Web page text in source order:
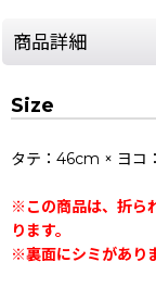
商品詳細
Size
タテ：46cm × ヨコ
※この商品は、折ら
ります。
※裏面にシミがあり